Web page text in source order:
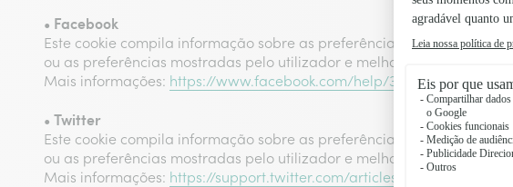
• Facebook
Este cookie compila informação sobre as preferências ou interesses
ou as preferências mostradas pelo utilizador e melhorar as
Mais informações: https://www.facebook.com/help/365596123604315
• Twitter
Este cookie compila informação sobre as preferências ou interesses
ou as preferências mostradas pelo utilizador e melhorar as
Mais informações: https://support.twitter.com/articles/20170222